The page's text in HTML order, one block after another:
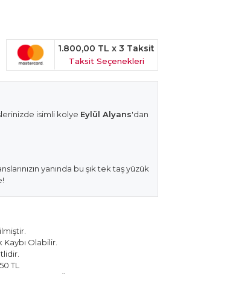
1.800,00 TL x 3 Taksit
Taksit Seçenekleri
isimli kolye Eylül Alyans'dan
yanında bu şık tek taş yüzük
Olabilir.
TL
150 TL Sabit Ücret ile Hareket